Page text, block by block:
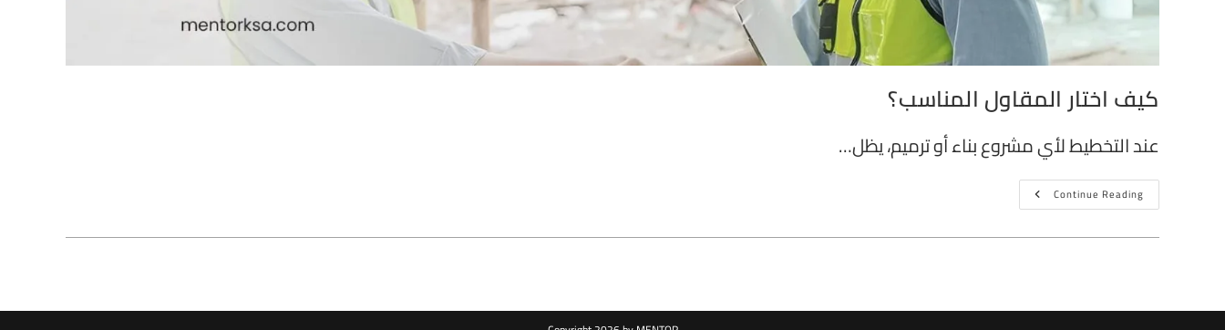
كيف اختار المقاول المناسب؟
عند التخطيط لأي مشروع بناء أو ترميم، يظل…
Continue Reading